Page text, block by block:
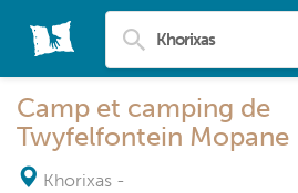
Camp et camping de
Twyfelfontein Mopane
Khorixas -